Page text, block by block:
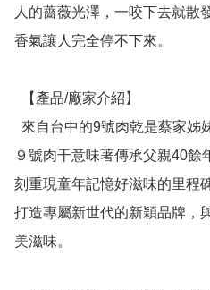
人的薔薇光澤，一咬下去就散
香氣讓人完全停不下來。
９號肉干意味著傳承父親40餘
刻重現童年記憶好滋味的里程
打造專屬新世代的新穎品牌，
美滋味。